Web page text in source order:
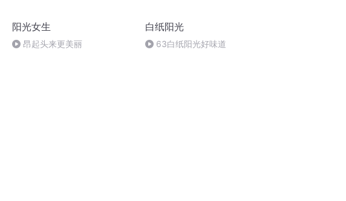
阳光女生
昂起头来更美丽
白纸阳光
63白纸阳光好味道